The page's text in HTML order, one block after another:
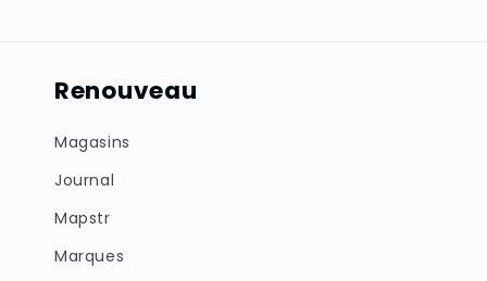
Renouveau
Magasins
Journal
Mapstr
Marques